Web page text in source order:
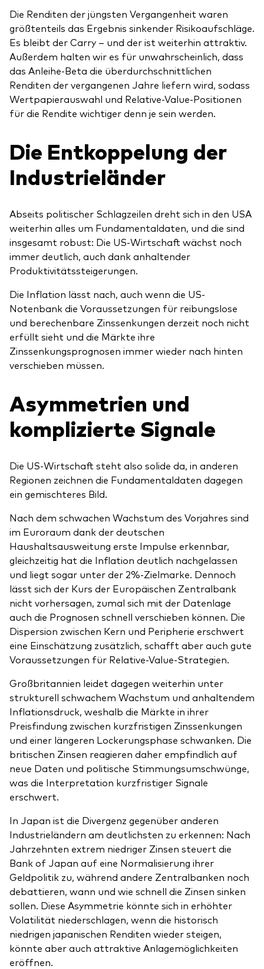
Die Renditen der jüngsten Vergangenheit waren
größtenteils das Ergebnis sinkender Risikoaufschläge.
Es bleibt der Carry – und der ist weiterhin attraktiv.
Außerdem halten wir es für unwahrscheinlich, dass
das Anleihe-Beta die überdurchschnittlichen
Renditen der vergangenen Jahre liefern wird, sodass
Wertpapierauswahl und Relative-Value-Positionen
für die Rendite wichtiger denn je sein werden.
Die Entkoppelung der
Industrieländer
Abseits politischer Schlagzeilen dreht sich in den USA
weiterhin alles um Fundamentaldaten, und die sind
insgesamt robust: Die US-Wirtschaft wächst noch
immer deutlich, auch dank anhaltender
Produktivitätssteigerungen.
Die Inflation lässt nach, auch wenn die US-
Notenbank die Voraussetzungen für reibungslose
und berechenbare Zinssenkungen derzeit noch nicht
erfüllt sieht und die Märkte ihre
Zinssenkungsprognosen immer wieder nach hinten
verschieben müssen.
Asymmetrien und
komplizierte Signale
Die US-Wirtschaft steht also solide da, in anderen
Regionen zeichnen die Fundamentaldaten dagegen
ein gemischteres Bild.
Nach dem schwachen Wachstum des Vorjahres sind
im Euroraum dank der deutschen
Haushaltsausweitung erste Impulse erkennbar,
gleichzeitig hat die Inflation deutlich nachgelassen
und liegt sogar unter der 2%-Zielmarke. Dennoch
lässt sich der Kurs der Europäischen Zentralbank
nicht vorhersagen, zumal sich mit der Datenlage
auch die Prognosen schnell verschieben können. Die
Dispersion zwischen Kern und Peripherie erschwert
eine Einschätzung zusätzlich, schafft aber auch gute
Voraussetzungen für Relative-Value-Strategien.
Großbritannien leidet dagegen weiterhin unter
strukturell schwachem Wachstum und anhaltendem
Inflationsdruck, weshalb die Märkte in ihrer
Preisfindung zwischen kurzfristigen Zinssenkungen
und einer längeren Lockerungsphase schwanken. Die
britischen Zinsen reagieren daher empfindlich auf
neue Daten und politische Stimmungsumschwünge,
was die Interpretation kurzfristiger Signale
erschwert.
In Japan ist die Divergenz gegenüber anderen
Industrieländern am deutlichsten zu erkennen: Nach
Jahrzehnten extrem niedriger Zinsen steuert die
Bank of Japan auf eine Normalisierung ihrer
Geldpolitik zu, während andere Zentralbanken noch
debattieren, wann und wie schnell die Zinsen sinken
sollen. Diese Asymmetrie könnte sich in erhöhter
Volatilität niederschlagen, wenn die historisch
niedrigen japanischen Renditen wieder steigen,
könnte aber auch attraktive Anlagemöglichkeiten
eröffnen.